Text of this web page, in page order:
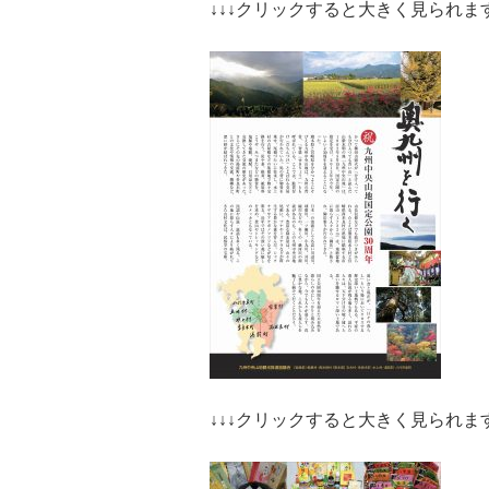
↓↓↓クリックすると大きく見られま
↓↓↓クリックすると大きく見られま